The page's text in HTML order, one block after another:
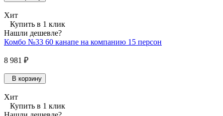
Хит
Купить в 1 клик
Нашли дешевле?
Комбо №33 60 канапе на компанию 15 персон
8 981 ₽
В корзину
Хит
Купить в 1 клик